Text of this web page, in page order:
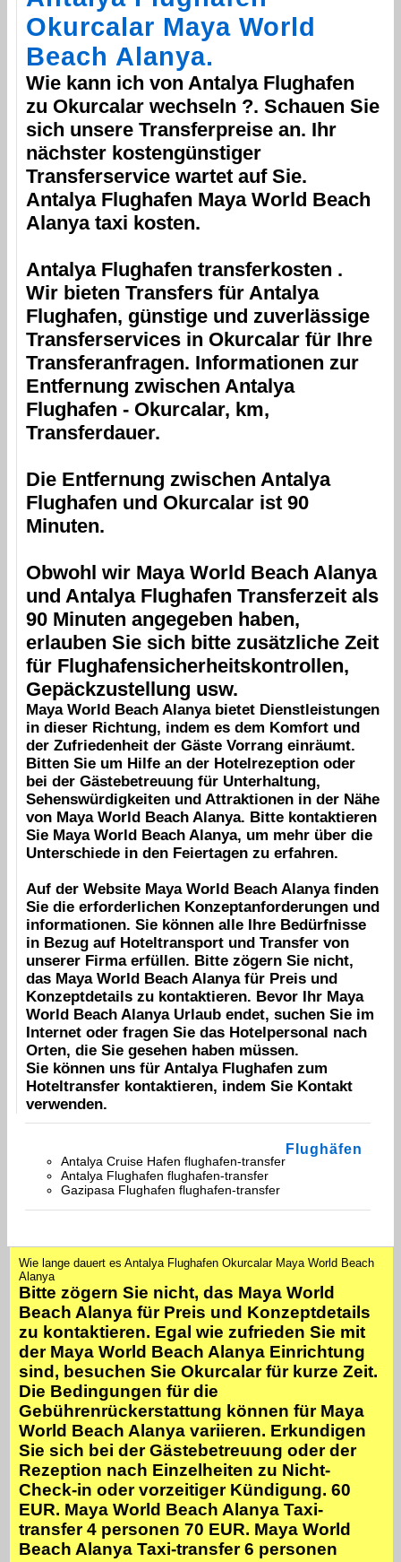
Okurcalar Maya World
Beach Alanya.
Wie kann ich von Antalya Flughafen
zu Okurcalar wechseln ?. Schauen Sie
sich unsere Transferpreise an. Ihr
nächster kostengünstiger
Transferservice wartet auf Sie.
Antalya Flughafen Maya World Beach
Alanyataxi kosten.
Antalya Flughafen transferkosten .
Wir bieten Transfers für Antalya
Flughafen, günstige und zuverlässige
Transferservices in Okurcalar für Ihre
Transferanfragen. Informationen zur
Entfernung zwischen Antalya
Flughafen - Okurcalar, km,
Transferdauer.
Die Entfernung zwischen Antalya
Flughafen und Okurcalar ist 90
Minuten.
Obwohl wir Maya World Beach Alanya
und Antalya Flughafen Transferzeit als
90 Minuten angegeben haben,
erlauben Sie sich bitte zusätzliche Zeit
für Flughafensicherheitskontrollen,
Gepäckzustellung usw.
Maya World Beach Alanyabietet Dienstleistungen
in dieser Richtung, indem es dem Komfort und
der Zufriedenheit der Gäste Vorrang einräumt.
Bitten Sie um Hilfe an der Hotelrezeption oder
bei der Gästebetreuung für Unterhaltung,
Sehenswürdigkeiten und Attraktionen in der Nähe
von Maya World Beach Alanya. Bitte kontaktieren
Sie Maya World Beach Alanya, um mehr über die
Unterschiede in den Feiertagen zu erfahren.
Auf der Website Maya World Beach Alanyafinden
Sie die erforderlichen Konzeptanforderungen und
informationen. Sie können alle Ihre Bedürfnisse
in Bezug auf Hoteltransport und Transfer von
unserer Firma erfüllen. Bitte zögern Sie nicht,
das Maya World Beach Alanyafür Preis und
Konzeptdetails zu kontaktieren. Bevor Ihr Maya
World Beach AlanyaUrlaub endet, suchen Sie im
Internet oder fragen Sie das Hotelpersonal nach
Orten, die Sie gesehen haben müssen.
Sie können uns für Antalya Flughafen zum
Hoteltransfer kontaktieren, indem Sie Kontakt
verwenden.
Flughäfen
Antalya Cruise Hafen flughafen-transfer
Antalya Flughafen flughafen-transfer
Gazipasa Flughafen flughafen-transfer
Wie lange dauert es Antalya Flughafen Okurcalar Maya World Beach
Alanya
Bitte zögern Sie nicht, das Maya World
Beach Alanya für Preis und Konzeptdetails
zu kontaktieren. Egal wie zufrieden Sie mit
der Maya World Beach Alanya Einrichtung
sind, besuchen Sie Okurcalar für kurze Zeit.
Die Bedingungen für die
Gebührenrückerstattung können für Maya
World Beach Alanya variieren. Erkundigen
Sie sich bei der Gästebetreuung oder der
Rezeption nach Einzelheiten zu Nicht-
Check-in oder vorzeitiger Kündigung. 60
EUR. Maya World Beach Alanya Taxi-
transfer 4 personen 70 EUR. Maya World
Beach Alanya Taxi-transfer 6 personen